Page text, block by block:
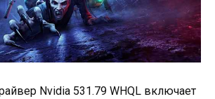
Nvidia 531.79 WHQL включает